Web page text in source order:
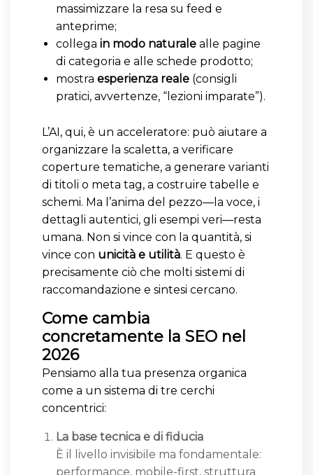
massimizzare la resa su feed e
anteprime;
collega in modo naturale alle pagine
di categoria e alle schede prodotto;
mostra esperienza reale (consigli
pratici, avvertenze, “lezioni imparate”).
L’AI, qui, è un acceleratore: può aiutare a
organizzare la scaletta, a verificare
coperture tematiche, a generare varianti
di titoli o meta tag, a costruire tabelle e
schemi. Ma l’anima del pezzo—la voce, i
dettagli autentici, gli esempi veri—resta
umana. Non si vince con la quantità, si
vince con unicità e utilità. E questo è
precisamente ciò che molti sistemi di
raccomandazione e sintesi cercano.
Come cambia
concretamente la SEO nel
2026
Pensiamo alla tua presenza organica
come a un sistema di tre cerchi
concentrici:
La base tecnica e di fiducia
È il livello invisibile ma fondamentale:
performance, mobile-first, struttura